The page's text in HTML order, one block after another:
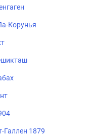
Корунья
Галлен 1879